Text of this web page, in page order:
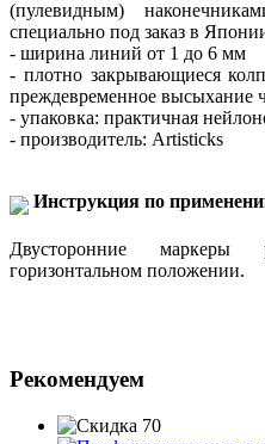
(пулевидным)
специально под заказ в
- ширина линий от 1 до 6 мм
- плотно закрывающиеся
преждевременное высыхание
- упаковка: практичная
- производитель: Artisticks
Инструкция по
Двусторонние маркеры
горизонтальном положении.
Рекомендуем